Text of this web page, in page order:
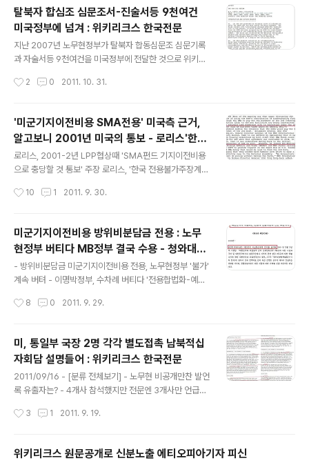
탈북자 합심조 심문조서-진술서등 9천여건
미국정부에 넘겨 : 위키리크스 한국전문
지난 2007년 노무현정부가 탈북자 합동심문조 심문기록
과 자술서등 9천여건을 미국정부에 전달한 것으로 위키리
1 - [분류 전체보기] - 1997년 북한인 19명 미국에 불법체
2010/08/25 - [분류 전체보기] - 탈북자 독일정착이어
영국-캐나다에도 수백명씩 정착 -GAO 보고서 2010/0
8/03 - [분류 전체보기] - 방코델타아시아를 통한 북한의
금융거래 증거 - 송금증서등 2010/12/12 - [위키리크스]
- 위키리크스 한국전문 : 오스트리아은행 북한비자금 포착
키리크스] - 영국주재 북한대사관도 돈줄 끊겼다 ..
2 0 2011. 10. 31.
'미군기지이전비용 SMA전용' 미국측 근거,
알고보니 2001년 미국의 통보 - 로리스'한미
동맹최악맞는다'경고도
로리스, 2001-2년 LPP협상때 'SMA펀드 기지이전비용
으로 충당할 것 통보' 주장 로리스, '한국 전용불가주장계속
부, 벨 사령관 50대50 부담 발언에 충격 - 협상과정 전달
04년 양측 이해' 설명하며 미국옹호 여러 전문 '양측이 이
해했다'로 기록 - 이해가 합의나 동의가 될 수 있나? 2011/
09/28 - [분류 전체보기] - 미군기지이전비용 방위비분담
금 전용 : 노무현정부 버티다 MB정부 결국 수용 - 청와대
'내일 타결'지시도 2011/09/29 - [분류 전체보기] - 200
3%, 2007년 버시바우전문은 한국부담 93..
10 1 2011. 9. 30.
미군기지이전비용 방위비분담금 전용 : 노무
현정부 버티다 MB정부 결국 수용 - 청와대
'내일 타결'지시도
- 방위비분담금 미군기지이전비용 전용, 노무현정부 '불가'
계속 버텨 - 이명박정부, 수차례 버티다 '전용합법화-예산
로 2009년 3월 조약으로 발효 - 막바지협상 첫날밤 '난
분담 2-3년마다 재협상 전례불구 MB정부는 5년 합의 -
미국설득해 현물지원비율 올해부터 88% '성과' : 설계감
리제외 사실상 백% 현물 2010/06/08 - [한미조약] - 용
산기지 이전협정 한미양국 서명 원본서류 4건 2011/09/2
9 - [분류 전체보기] - '미군기지이전비용 SMA전용' 미국
최악맞는다'경고도 2011/09/29 - [분류 전체..
8 0 2011. 9. 29.
미, 통일부 국장 2명 각각 별도접촉 남북적십
자회담 설명들어 : 위키리크스 한국전문
2011/09/16 - [분류 전체보기] - 노무현 비공개만찬 발언
록 유출자는? - 4개사 참석했지만 전문엔 3개사만 언급
대북한정세판단 미국에 전달한 사람은 현역육군대령 : 위
규,'김승규, 일심회간첩단 수사로 밀려나'-'이재정은 통일
문제 문외한': 위키리크스 한국전문 2011/09/20 - [분류
3 1 2011. 9. 19.
위키리크스 원문공개로 신분노출 에티오피아기자 피신